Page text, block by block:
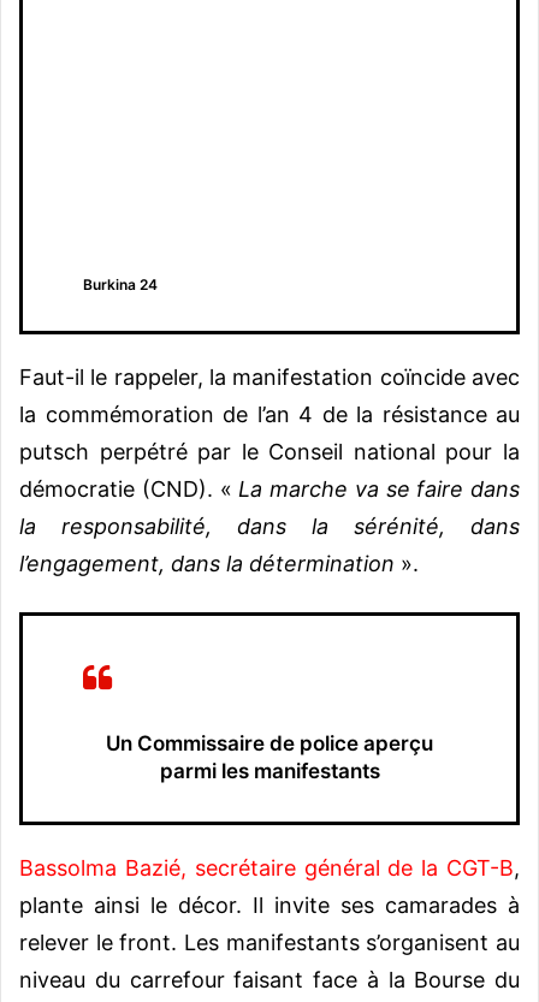
Burkina 24
Faut-il le rappeler, la manifestation coïncide avec
la commémoration de l’an 4 de la résistance au
putsch perpétré par le Conseil national pour la
démocratie (CND). « La marche va se faire dans
la responsabilité, dans la sérénité, dans
l’engagement, dans la détermination ».
Un Commissaire de police aperçu
parmi les manifestants
Bassolma Bazié, secrétaire général de la CGT-B,
plante ainsi le décor. Il invite ses camarades à
relever le front. Les manifestants s’organisent au
niveau du carrefour faisant face à la Bourse du